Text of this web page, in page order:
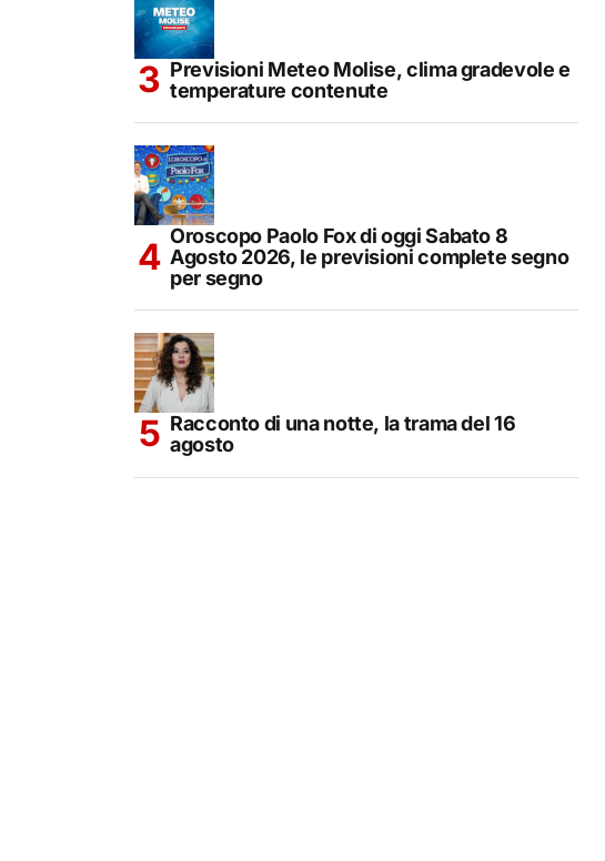
Previsioni Meteo Molise, clima gradevole e
temperature contenute
Oroscopo Paolo Fox di oggi Sabato 8
Agosto 2026, le previsioni complete segno
per segno
Racconto di una notte, la trama del 16
agosto